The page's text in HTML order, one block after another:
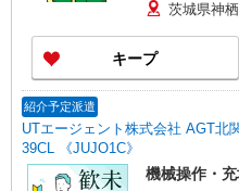
茨城県神
キープ
紹介予定派遣
UTエージェント株式会社 AGT北
39CL 《JUJO1C》
機械操作・